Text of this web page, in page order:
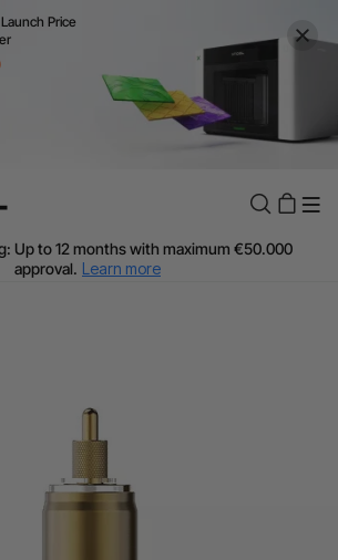
Price
Up to 12 months with maximum €50.000
approval. Learn more
Demos Nearby.
60-Day Price Match